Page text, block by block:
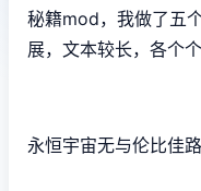
秘籍mod，我做了五
展，文本较长，各个
永恒宇宙无与伦比佳路